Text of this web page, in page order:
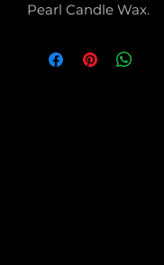
Pearl Candle Wax.